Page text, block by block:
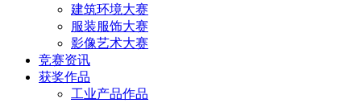
建筑环境大赛
服装服饰大赛
影像艺术大赛
竞赛资讯
获奖作品
工业产品作品